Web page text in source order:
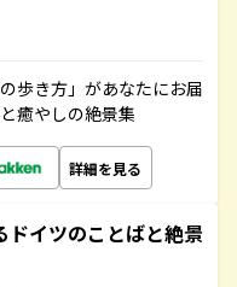
歩き方」があなたにお届
癒やしの絶景集
詳細を見る
ドイツのことばと絶景